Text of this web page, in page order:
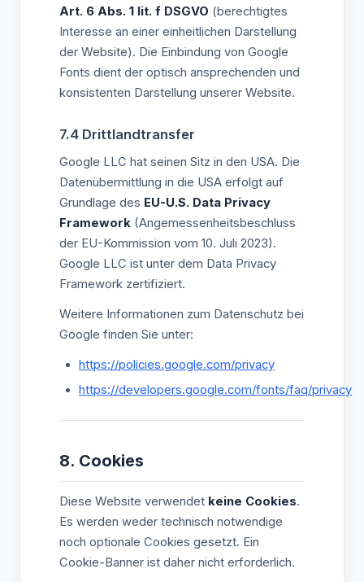
Art. 6 Abs. 1 lit. f DSGVO (berechtigtes
Interesse an einer einheitlichen Darstellung
der Website). Die Einbindung von Google
Fonts dient der optisch ansprechenden und
konsistenten Darstellung unserer Website.
7.4 Drittlandtransfer
Google LLC hat seinen Sitz in den USA. Die
Datenübermittlung in die USA erfolgt auf
Grundlage des EU-U.S. Data Privacy
Framework (Angemessenheitsbeschluss
der EU-Kommission vom 10. Juli 2023).
Google LLC ist unter dem Data Privacy
Framework zertifiziert.
Weitere Informationen zum Datenschutz bei
Google finden Sie unter:
https://policies.google.com/privacy
https://developers.google.com/fonts/faq/privacy
8. Cookies
Diese Website verwendet keine Cookies.
Es werden weder technisch notwendige
noch optionale Cookies gesetzt. Ein
Cookie-Banner ist daher nicht erforderlich.